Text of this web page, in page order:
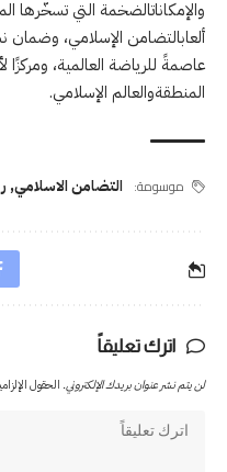
والإمكاناتالضخمة التي تسخّرها
ألعابالتضامن الإسلامي، وضمان
عاصمةً للرياضة العالمية،
المنطقةوالعالم الإسلامي.
موسومة: التضامن الاسلامي,
اترك تعليقاً
لن يتم نشر عنوان بريدك الإلكتروني. الحقول